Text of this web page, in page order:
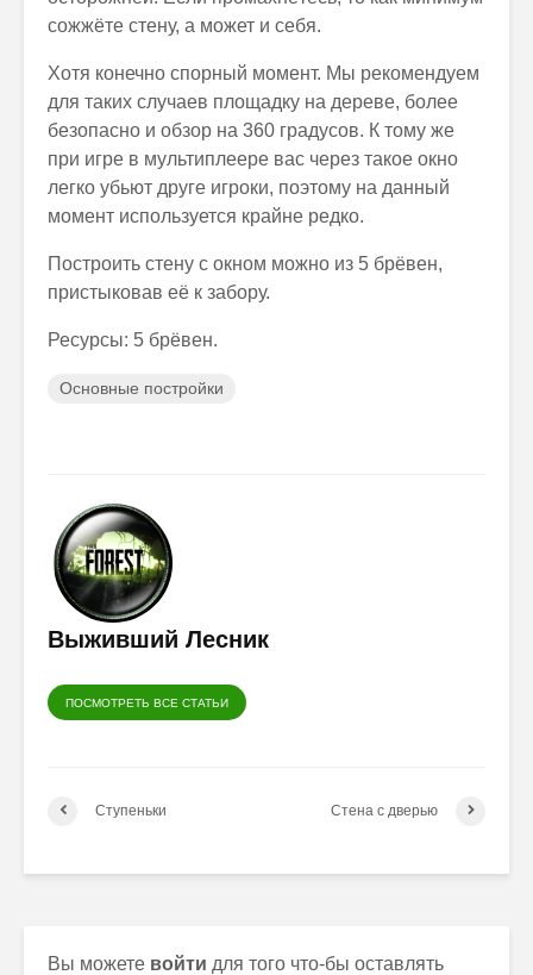
сожжёте стену, а может и себя.
Хотя конечно спорный момент. Мы рекомендуем
для таких случаев площадку на дереве, более
безопасно и обзор на 360 градусов. К тому же
при игре в мультиплеере вас через такое окно
легко убьют друге игроки, поэтому на данный
момент используется крайне редко.
Построить стену с окном можно из 5 брёвен,
пристыковав её к забору.
Ресурсы: 5 брёвен.
Основные постройки
Выживший Лесник
ПОСМОТРЕТЬ ВСЕ СТАТЬИ
Ступеньки Стена с дверью
Вы можете войти для того что-бы оставлять